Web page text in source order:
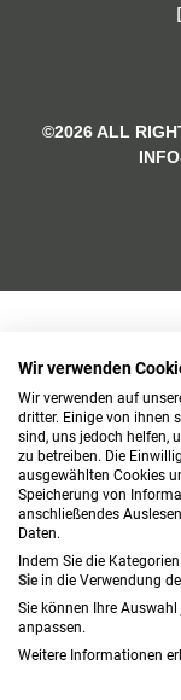
©2026 ALL
Wir verwenden
Wir verwenden auf
dritter. Einige von ihnen
sind, uns jedoch helfen,
zu betreiben. Die
ausgewählten Cookies
Speicherung von
anschließendes
Daten.
Indem Sie die
Sie in die Verwendung
Sie können Ihre
anpassen.
Weitere Informationen